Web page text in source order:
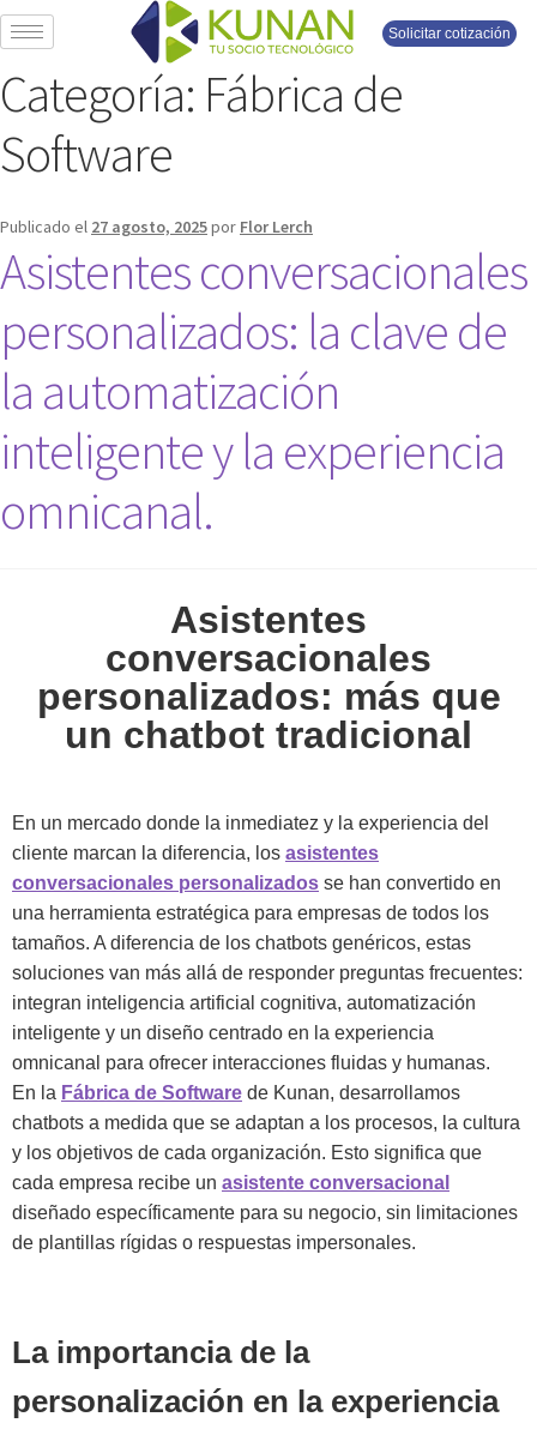
Solicitar cotización
Categoría: Fábrica de
Software
Publicado el 27 agosto, 2025por Flor Lerch
Asistentes conversacionales
personalizados: la clave de
la automatización
inteligente y la experiencia
omnicanal.
Asistentes
conversacionales
personalizados: más que
un chatbot tradicional
En un mercado donde la inmediatez y la experiencia del
cliente marcan la diferencia, los asistentes
conversacionales personalizados se han convertido en
una herramienta estratégica para empresas de todos los
tamaños. A diferencia de los chatbots genéricos, estas
soluciones van más allá de responder preguntas frecuentes:
integran inteligencia artificial cognitiva, automatización
inteligente y un diseño centrado en la experiencia
omnicanal para ofrecer interacciones fluidas y humanas.
En la Fábrica de Software de Kunan, desarrollamos
chatbots a medida que se adaptan a los procesos, la cultura
y los objetivos de cada organización. Esto significa que
cada empresa recibe un asistente conversacional
diseñado específicamente para su negocio, sin limitaciones
de plantillas rígidas o respuestas impersonales.
La importancia de la
personalización en la experiencia